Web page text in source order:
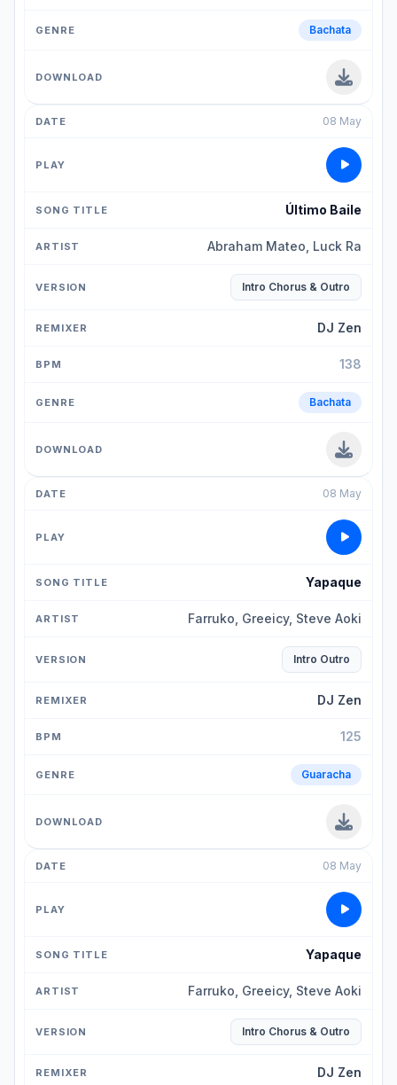
Bachata
08 May
Último Baile
Abraham Mateo, Luck Ra
Intro Chorus & Outro
DJ Zen
138
Bachata
08 May
Yapaque
Farruko, Greeicy, Steve Aoki
Intro Outro
DJ Zen
125
Guaracha
08 May
Yapaque
Farruko, Greeicy, Steve Aoki
Intro Chorus & Outro
DJ Zen